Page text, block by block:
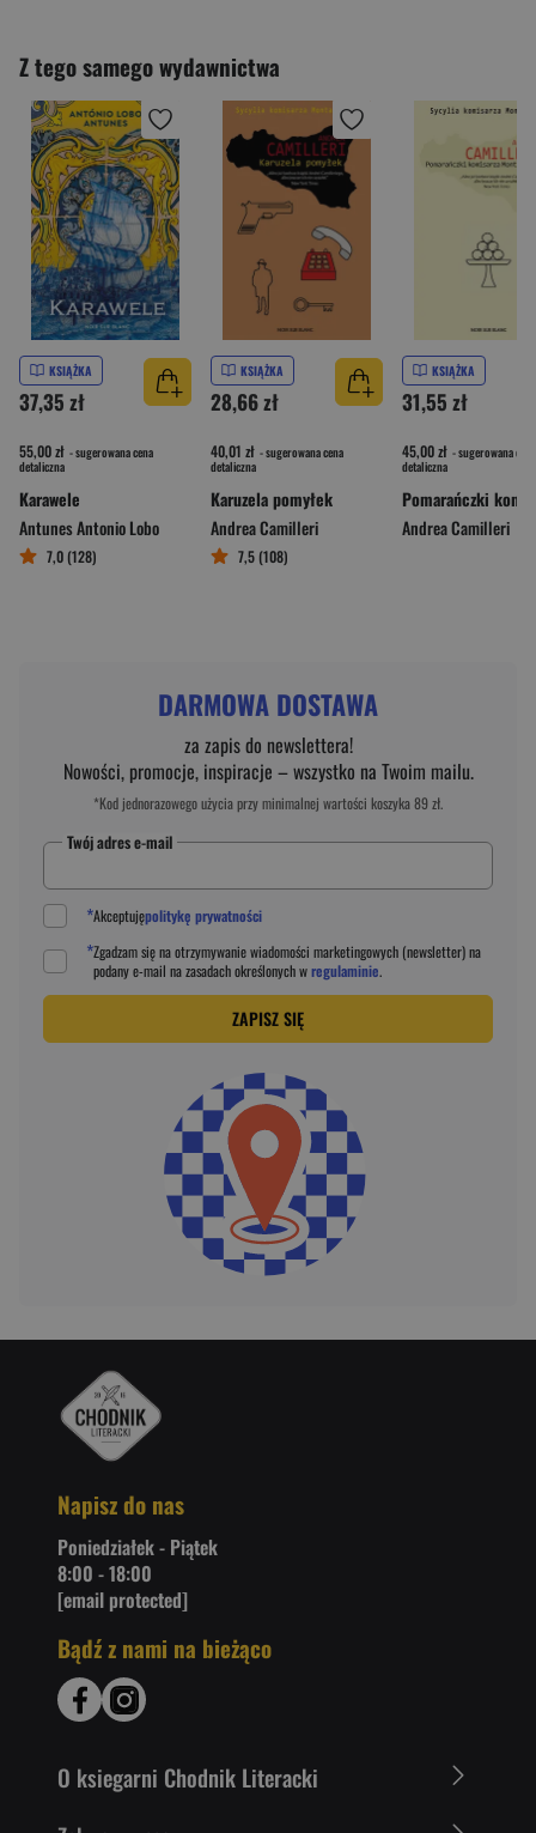
Z tego samego wydawnictwa
KSIĄŻKA
37,35 zł
55,00 zł - sugerowana cena
detaliczna
Karawele
Antunes Antonio Lobo
7,0 (128)
KSIĄŻKA
28,66 zł
40,01 zł - sugerowana cena
detaliczna
Karuzela pomyłek
Andrea Camilleri
7,5 (108)
KSIĄŻKA
31,55 zł
45,00 zł - sugerowana cena
detaliczna
Andrea Camilleri
DARMOWA DOSTAWA
za zapis do newslettera!
Nowości, promocje, inspiracje – wszystko na Twoim mailu.
*Kod jednorazowego użycia przy minimalnej wartości koszyka 89 zł.
Twój adres e-mail
*Akceptujępolitykę prywatności
*Zgadzam się na otrzymywanie wiadomości marketingowych (newsletter) na
podanye-mail na zasadach określonych wregulaminie.
ZAPISZ SIĘ
Napisz do nas
Poniedziałek - Piątek
8:00 - 18:00
[email protected]
Bądź z nami na bieżąco
O ksiegarni Chodnik Literacki